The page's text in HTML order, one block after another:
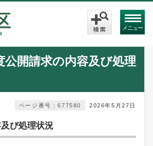
メニュー
公開請求の内容及び処理
2026年5月27日
ページ番号：677580
び処理状況